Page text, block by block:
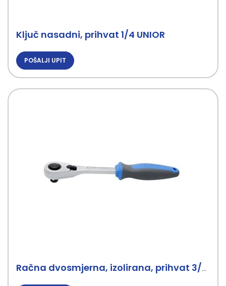
Ključ nasadni, prihvat 1/4 UNIOR
POŠALJI UPIT
Račna dvosmjerna, izolirana, prihvat 3/8 UNIOR